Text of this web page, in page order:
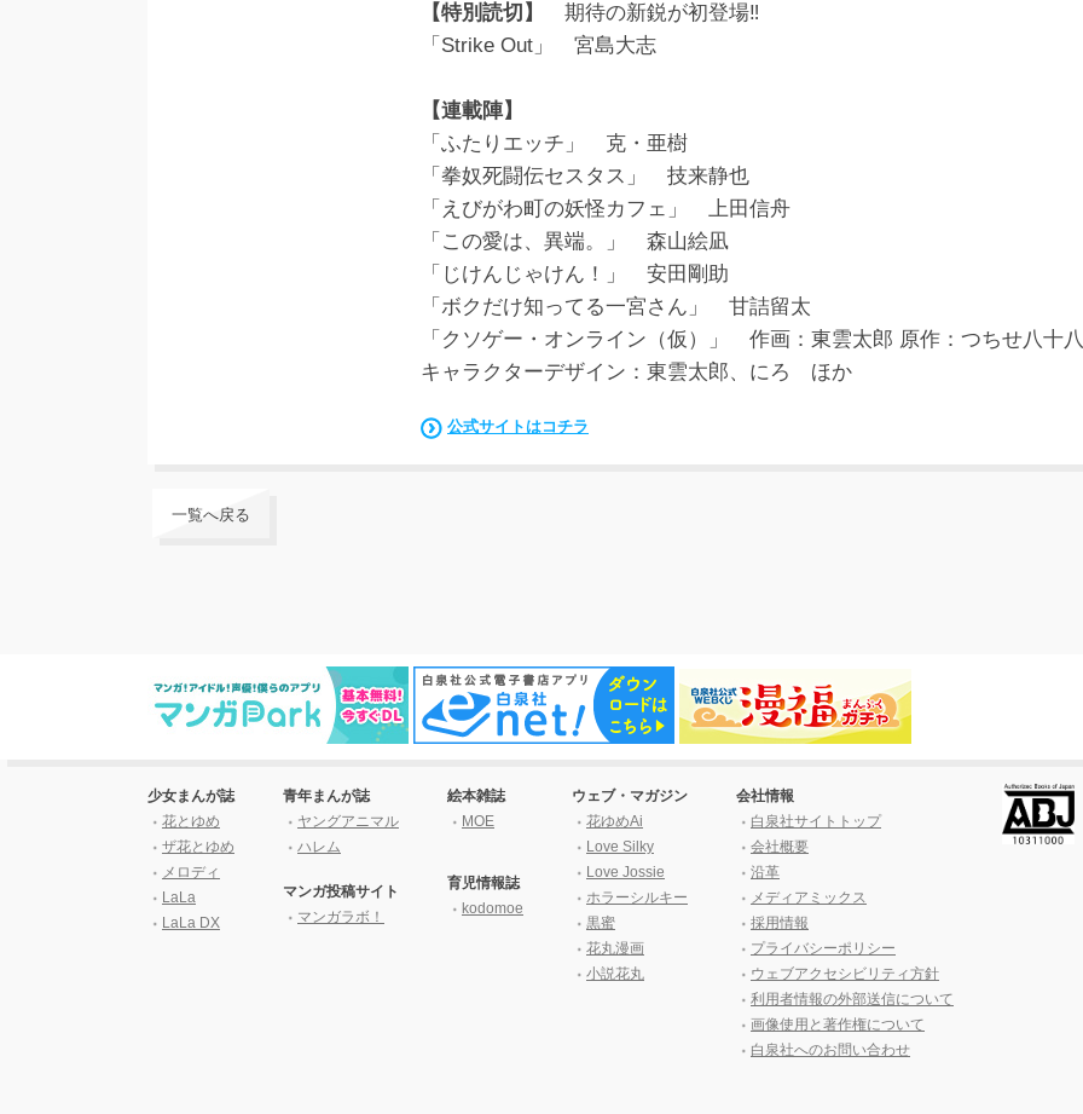
【特別読切】
期待の新鋭が初登場‼
「Strike Out」 宮島大志
【連載陣】
「ふたりエッチ」 克・亜樹
「拳奴死闘伝セスタス」 技来静也
「えびがわ町の妖怪カフェ」 上田信舟
「この愛は、異端。」 森山絵凪
「じけんじゃけん！」 安田剛助
「ボクだけ知ってる一宮さん」 甘詰留太
「クソゲー・オンライン（仮）」 作画：東雲太郎 原作：つちせ八十八
キャラクターデザイン：東雲太郎、にろ ほか
公式サイトはコチラ
一覧へ戻る
少女まんが誌
花とゆめ
ザ花とゆめ
メロディ
LaLa
LaLa DX
青年まんが誌
ヤングアニマル
ハレム
マンガ投稿サイト
マンガラボ！
絵本雑誌
MOE
育児情報誌
kodomoe
ウェブ・マガジン
花ゆめAi
Love Silky
Love Jossie
ホラーシルキー
黒蜜
花丸漫画
小説花丸
会社情報
白泉社サイトトップ
会社概要
沿革
メディアミックス
採用情報
プライバシーポリシー
ウェブアクセシビリティ方針
利用者情報の外部送信について
画像使用と著作権について
白泉社へのお問い合わせ